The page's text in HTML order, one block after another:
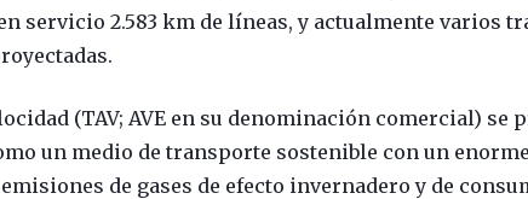
servicio 2.583 km de líneas, y actualmente varios
(TAV; AVE en su denominación comercial) se
un medio de transporte sostenible con un
de gases de efecto invernadero y de